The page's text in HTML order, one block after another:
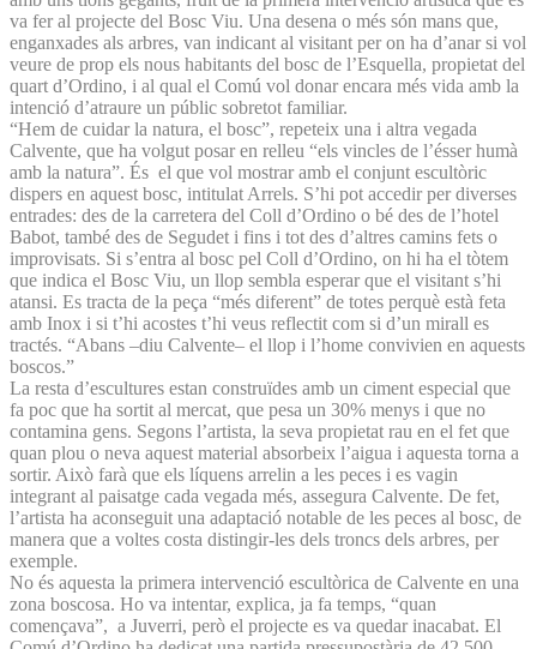
va fer al projecte del Bosc Viu. Una desena o més són mans que,
enganxades als arbres, van indicant al visitant per on ha d’anar si vol
veure de prop els nous habitants del bosc de l’Esquella, propietat del
quart d’Ordino, i al qual el Comú vol donar encara més vida amb la
intenció d’atraure un públic sobretot familiar.
“Hem de cuidar la natura, el bosc”, repeteix una i altra vegada
Calvente, que ha volgut posar en relleu “els vincles de l’ésser humà
amb la natura”. És el que vol mostrar amb el conjunt escultòric
dispers en aquest bosc, intitulat Arrels. S’hi pot accedir per diverses
entrades: des de la carretera del Coll d’Ordino o bé des de l’hotel
Babot, també des de Segudet i fins i tot des d’altres camins fets o
improvisats. Si s’entra al bosc pel Coll d’Ordino, on hi ha el tòtem
que indica el Bosc Viu, un llop sembla esperar que el visitant s’hi
atansi. Es tracta de la peça “més diferent” de totes perquè està feta
amb Inox i si t’hi acostes t’hi veus reflectit com si d’un mirall es
tractés. “Abans –diu Calvente– el llop i l’home convivien en aquests
boscos.”
La resta d’escultures estan construïdes amb un ciment especial que
fa poc que ha sortit al mercat, que pesa un 30% menys i que no
contamina gens. Segons l’artista, la seva propietat rau en el fet que
quan plou o neva aquest material absorbeix l’aigua i aquesta torna a
sortir. Això farà que els líquens arrelin a les peces i es vagin
integrant al paisatge cada vegada més, assegura Calvente. De fet,
l’artista ha aconseguit una adaptació notable de les peces al bosc, de
manera que a voltes costa distingir-les dels troncs dels arbres, per
exemple.
No és aquesta la primera intervenció escultòrica de Calvente en una
zona boscosa. Ho va intentar, explica, ja fa temps, “quan
començava”, a Juverri, però el projecte es va quedar inacabat. El